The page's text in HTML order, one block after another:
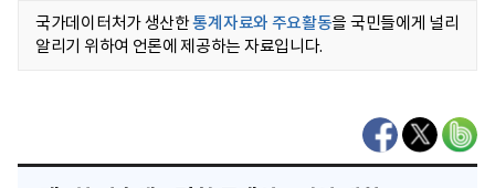
국가데이터처가 생산한통계자료와 주요활동을 국민들에게 널리
알리기 위하여 언론에 제공하는 자료입니다.